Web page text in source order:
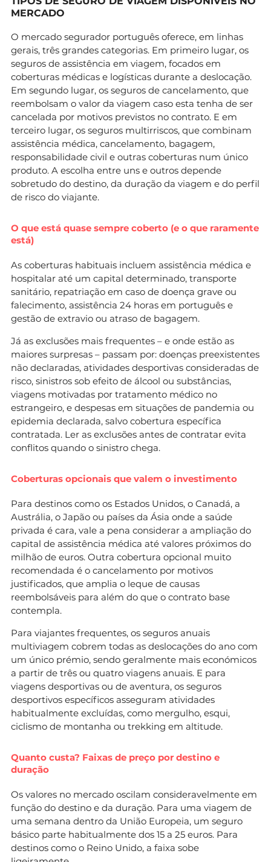
MERCADO
O mercado segurador português oferece, em linhas
gerais, três grandes categorias. Em primeiro lugar, os
seguros de assistência em viagem, focados em
coberturas médicas e logísticas durante a deslocação.
Em segundo lugar, os seguros de cancelamento, que
reembolsam o valor da viagem caso esta tenha de ser
cancelada por motivos previstos no contrato. E em
terceiro lugar, os seguros multirriscos, que combinam
assistência médica, cancelamento, bagagem,
responsabilidade civil e outras coberturas num único
produto. A escolha entre uns e outros depende
sobretudo do destino, da duração da viagem e do perfil
de risco do viajante.
O que está quase sempre coberto (e o que raramente
está)
As coberturas habituais incluem assistência médica e
hospitalar até um capital determinado, transporte
sanitário, repatriação em caso de doença grave ou
falecimento, assistência 24 horas em português e
gestão de extravio ou atraso de bagagem.
Já as exclusões mais frequentes – e onde estão as
maiores surpresas – passam por: doenças preexistentes
não declaradas, atividades desportivas consideradas de
risco, sinistros sob efeito de álcool ou substâncias,
viagens motivadas por tratamento médico no
estrangeiro, e despesas em situações de pandemia ou
epidemia declarada, salvo cobertura específica
contratada. Ler as exclusões antes de contratar evita
conflitos quando o sinistro chega.
Coberturas opcionais que valem o investimento
Para destinos como os Estados Unidos, o Canadá, a
Austrália, o Japão ou países da Ásia onde a saúde
privada é cara, vale a pena considerar a ampliação do
capital de assistência médica até valores próximos do
milhão de euros. Outra cobertura opcional muito
recomendada é o cancelamento por motivos
justificados, que amplia o leque de causas
reembolsáveis para além do que o contrato base
contempla.
Para viajantes frequentes, os seguros anuais
multiviagem cobrem todas as deslocações do ano com
um único prémio, sendo geralmente mais económicos
a partir de três ou quatro viagens anuais. E para
viagens desportivas ou de aventura, os seguros
desportivos específicos asseguram atividades
habitualmente excluídas, como mergulho, esqui,
ciclismo de montanha ou trekking em altitude.
Quanto custa? Faixas de preço por destino e
duração
Os valores no mercado oscilam consideravelmente em
função do destino e da duração. Para uma viagem de
uma semana dentro da União Europeia, um seguro
básico parte habitualmente dos 15 a 25 euros. Para
destinos como o Reino Unido, a faixa sobe